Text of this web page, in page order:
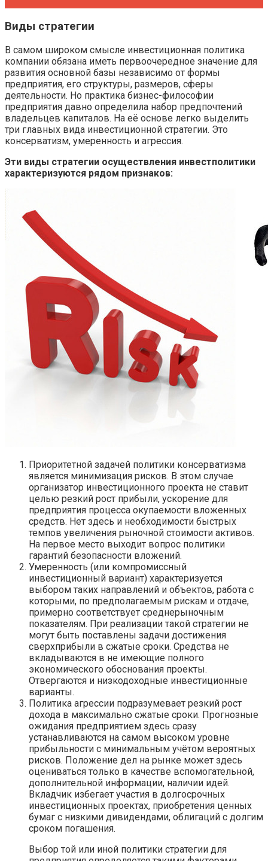
Виды стратегии
В самом широком смысле инвестиционная политика
компании обязана иметь первоочередное значение для
развития основной базы независимо от формы
предприятия, его структуры, размеров, сферы
деятельности. Но практика бизнес-философии
предприятия давно определила набор предпочтений
владельцев капиталов. На её основе легко выделить
три главных вида инвестиционной стратегии. Это
консерватизм, умеренность и агрессия.
Эти виды стратегии осуществления инвестполитики
характеризуются рядом признаков:
Приоритетной задачей политики консерватизма
является минимизация рисков. В этом случае
организатор инвестиционного проекта не ставит
целью резкий рост прибыли, ускорение для
предприятия процесса окупаемости вложенных
средств. Нет здесь и необходимости быстрых
темпов увеличения рыночной стоимости активов.
На первое место выходит вопрос политики
гарантий безопасности вложений.
Умеренность (или компромиссный
инвестиционный вариант) характеризуется
выбором таких направлений и объектов, работа с
которыми, по предполагаемым рискам и отдаче,
примерно соответствует среднерыночным
показателям. При реализации такой стратегии не
могут быть поставлены задачи достижения
сверхприбыли в сжатые сроки. Средства не
вкладываются в не имеющие полного
экономического обоснования проекты.
Отвергаются и низкодоходные инвестиционные
варианты.
Политика агрессии подразумевает резкий рост
дохода в максимально сжатые сроки. Прогнозные
ожидания предприятием здесь сразу
устанавливаются на самом высоком уровне
прибыльности с минимальным учётом вероятных
рисков. Положение дел на рынке может здесь
оцениваться только в качестве вспомогательной,
дополнительной информации, наличии идей.
Вкладчик избегает участия в долгосрочных
инвестиционных проектах, приобретения ценных
бумаг с низкими дивидендами, облигаций с долгим
сроком погашения.
Выбор той или иной политики стратегии для